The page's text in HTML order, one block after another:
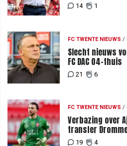
14 1
FC TWENTE NIEUWS /
Slecht nieuws
FC DAC 04-thuis
21 6
FC TWENTE NIEUWS /
Verbazing over
transfer
19 4